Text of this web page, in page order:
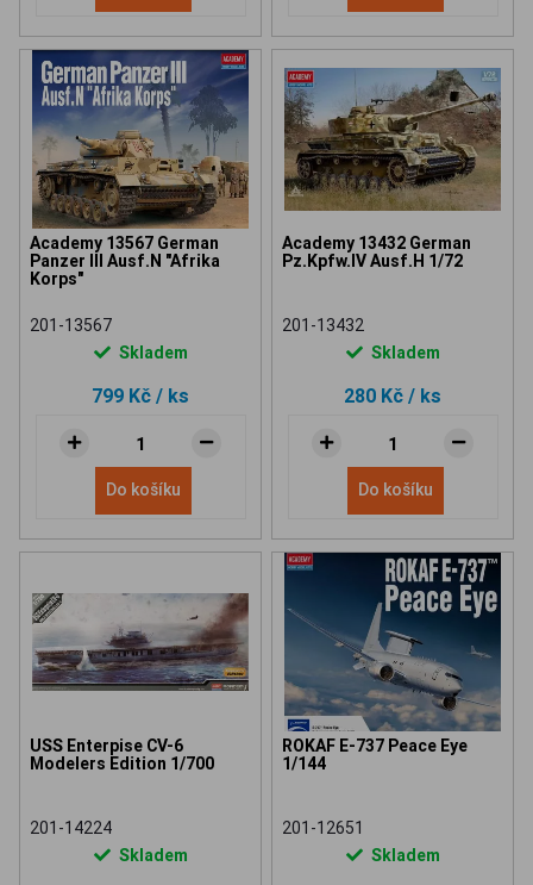
Academy 13567 German
Panzer III Ausf.N "Afrika
Korps"
201-13567
Skladem
799 Kč / ks
Do košíku
Academy 13432 German
Pz.Kpfw.IV Ausf.H 1/72
201-13432
Skladem
280 Kč / ks
Do košíku
USS Enterpise CV-6
Modelers Edition 1/700
201-14224
Skladem
ROKAF E-737 Peace Eye
1/144
201-12651
Skladem